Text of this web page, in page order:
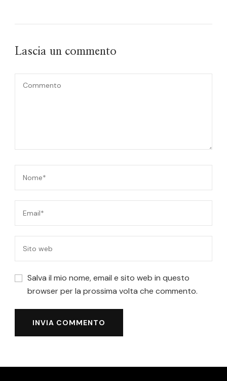
Lascia un commento
Salva il mio nome, email e sito web in questo
browser per la prossima volta che commento.